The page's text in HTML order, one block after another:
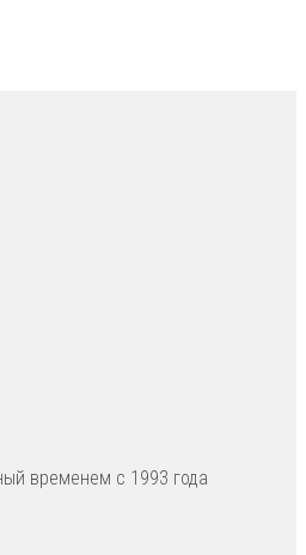
временем с 1993 года